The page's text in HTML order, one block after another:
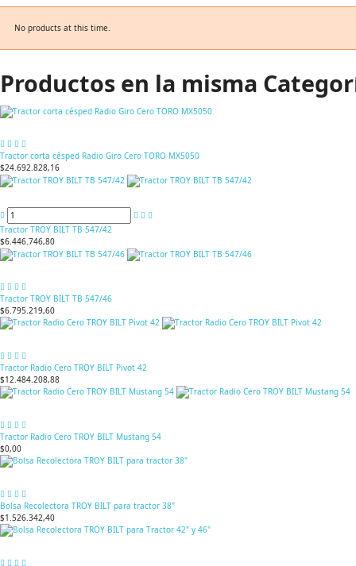
No products at this time.
Productos en la misma
Tractor corta césped Radio Giro Cero TORO MX5050
$24.692.828,16
Tractor TROY BILT TB 547/42
$6.446.746,80
Tractor TROY BILT TB 547/46
$6.795.219,60
Tractor Radio Cero TROY BILT Pivot 42
$12.484.208,88
Tractor Radio Cero TROY BILT Mustang 54
$0,00
Bolsa Recolectora TROY BILT para tractor 38"
$1.526.342,40